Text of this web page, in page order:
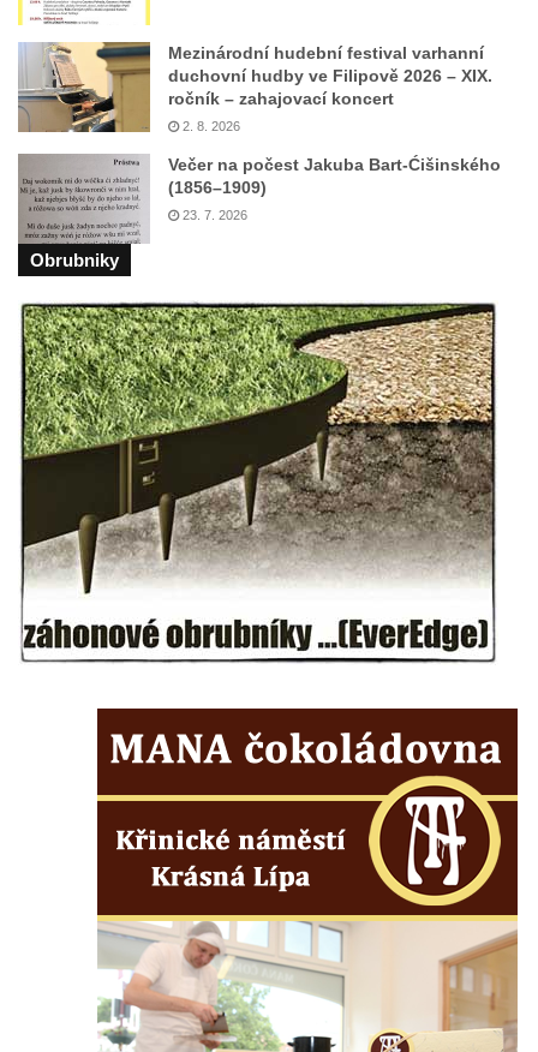
Mezinárodní hudební festival varhanní
duchovní hudby ve Filipově 2026 – XIX.
ročník – zahajovací koncert
2. 8. 2026
Večer na počest Jakuba Bart-Ćišinského
(1856–1909)
23. 7. 2026
Obrubniky